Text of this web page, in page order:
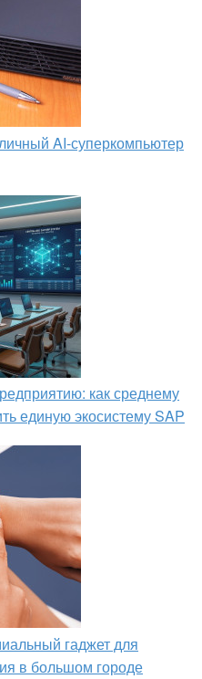
AI-суперкомпьютер
как среднему
единую экосистему SAP
гаджет для
в большом городе